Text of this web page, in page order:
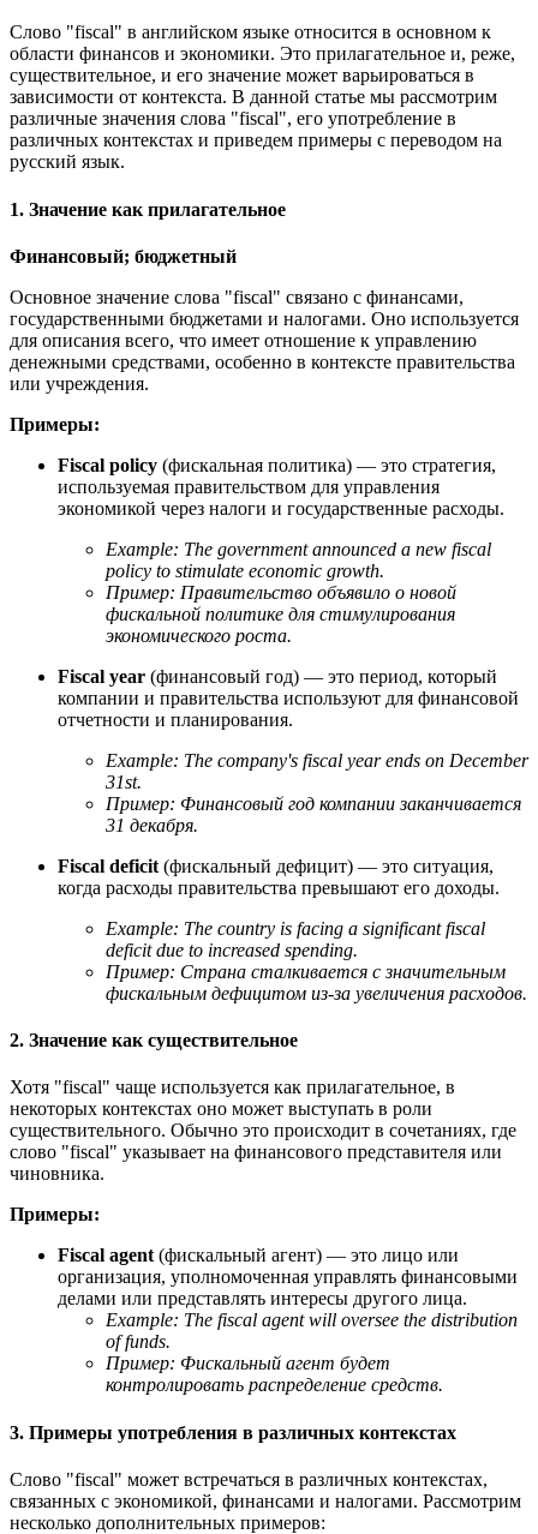
Слово "fiscal" в английском языке относится в основном к
области финансов и экономики. Это прилагательное и, реже,
существительное, и его значение может варьироваться в
зависимости от контекста. В данной статье мы рассмотрим
различные значения слова "fiscal", его употребление в
различных контекстах и приведем примеры с переводом на
русский язык.
1. Значение как прилагательное
Финансовый; бюджетный
Основное значение слова "fiscal" связано с финансами,
государственными бюджетами и налогами. Оно используется
для описания всего, что имеет отношение к управлению
денежными средствами, особенно в контексте правительства
или учреждения.
Примеры:
Fiscal policy (фискальная политика) — это стратегия,
используемая правительством для управления
экономикой через налоги и государственные расходы.
Example: The government announced a new fiscal
policy to stimulate economic growth.
Пример: Правительство объявило о новой
фискальной политике для стимулирования
экономического роста.
Fiscal year (финансовый год) — это период, который
компании и правительства используют для финансовой
отчетности и планирования.
Example: The company's fiscal year ends on December
31st.
Пример: Финансовый год компании заканчивается
31 декабря.
Fiscal deficit (фискальный дефицит) — это ситуация,
когда расходы правительства превышают его доходы.
Example: The country is facing a significant fiscal
deficit due to increased spending.
Пример: Страна сталкивается с значительным
фискальным дефицитом из-за увеличения расходов.
2. Значение как существительное
Хотя "fiscal" чаще используется как прилагательное, в
некоторых контекстах оно может выступать в роли
существительного. Обычно это происходит в сочетаниях, где
слово "fiscal" указывает на финансового представителя или
чиновника.
Примеры:
Fiscal agent(фискальный агент) — это лицо или
организация, уполномоченная управлять финансовыми
делами или представлять интересы другого лица.
Example: The fiscal agent will oversee the distribution
of funds.
Пример: Фискальный агент будет
контролировать распределение средств.
3. Примеры употребления в различных контекстах
Слово "fiscal" может встречаться в различных контекстах,
связанных с экономикой, финансами и налогами. Рассмотрим
несколько дополнительных примеров: